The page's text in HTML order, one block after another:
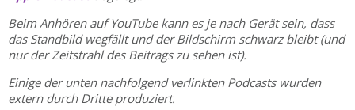
Beim Anhören auf YouTube kann es je nach Gerät sein, dass
das Standbild wegfällt und der Bildschirm schwarz bleibt (und
nur der Zeitstrahl des Beitrags zu sehen ist).
Einige der unten nachfolgend verlinkten Podcasts wurden
extern durch Dritte produziert.